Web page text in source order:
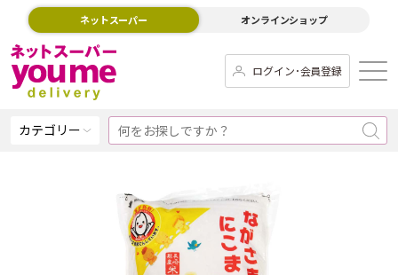
ネットスーパー オンラインショップ
ログイン･会員登録
カテゴリー